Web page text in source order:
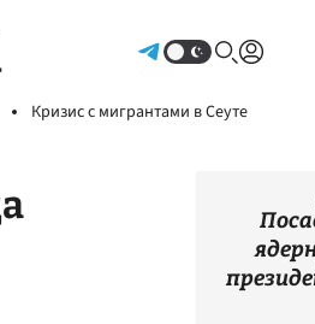
Кризис с мигрантами в Сеуте